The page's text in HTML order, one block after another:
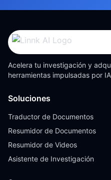
Acelera tu investigación y
herramientas impulsadas por IA
Soluciones
Traductor de Documentos
Resumidor de Documentos
Resumidor de Videos
Asistente de Investigación